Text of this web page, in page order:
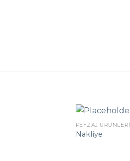
PEYZAJ ÜRÜNLERI
Nakliye